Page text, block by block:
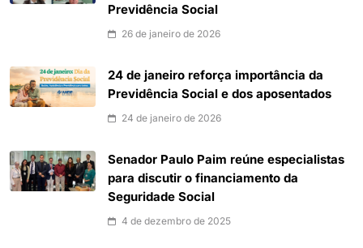
Previdência Social
26 de janeiro de 2026
24 de janeiro reforça importância da
Previdência Social e dos aposentados
24 de janeiro de 2026
Senador Paulo Paim reúne especialistas
para discutir o financiamento da
Seguridade Social
4 de dezembro de 2025